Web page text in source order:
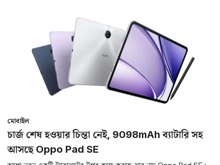
মোবাইল
চার্জ শেষ হওয়ার চিন্তা নেই, 9098mAh ব্যাটারি সহ
আসছে Oppo Pad SE